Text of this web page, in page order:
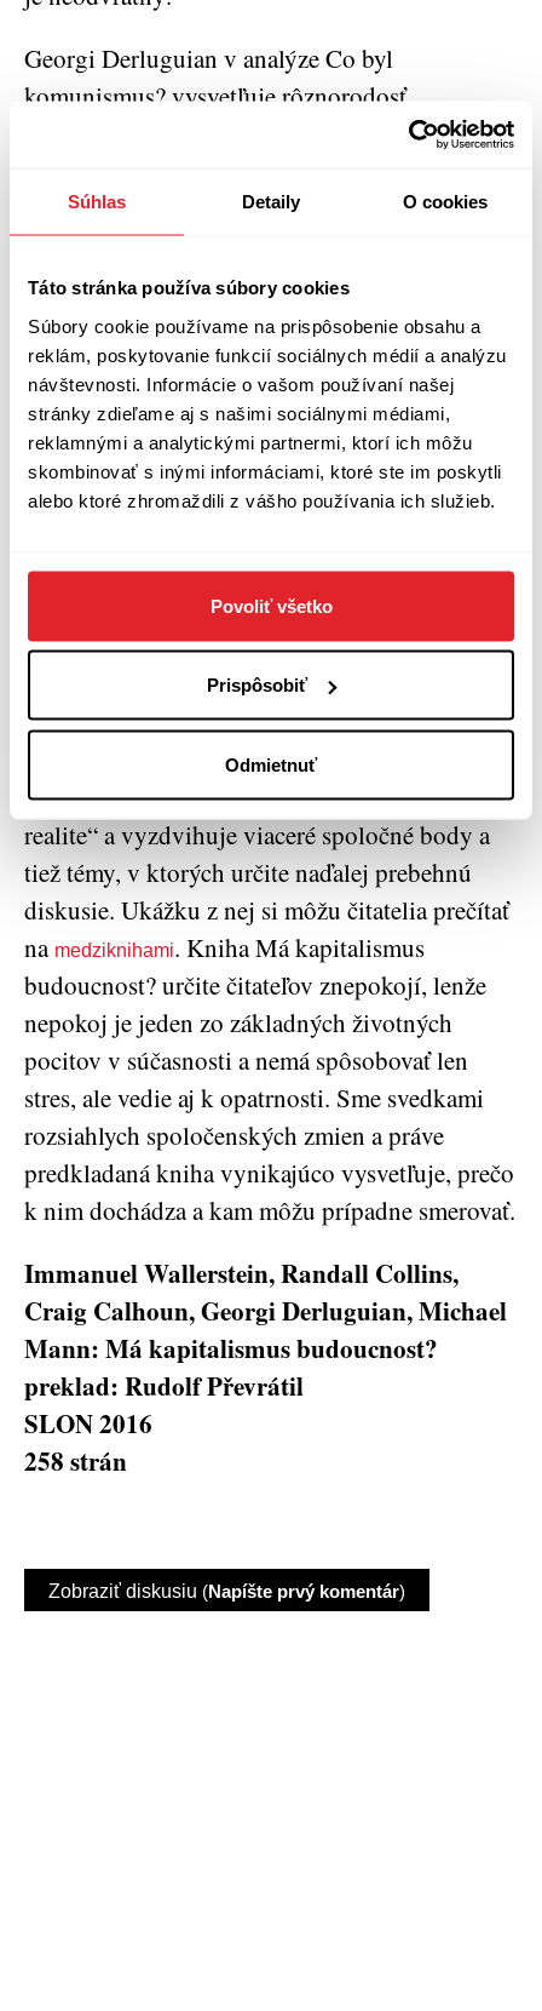
Súhlas Detaily O cookies
Táto stránka používa súbory cookies
Súbory cookie používame na prispôsobenie obsahu a
reklám, poskytovanie funkcií sociálnych médií a analýzu
návštevnosti. Informácie o vašom používaní našej
stránky zdieľame aj s našimi sociálnymi médiami,
reklamnými a analytickými partnermi, ktorí ich môžu
skombinovať s inými informáciami, ktoré ste im poskytli
alebo ktoré zhromaždili z vášho používania ich služieb.
Povoliť všetko
Prispôsobiť
Odmietnuť
Georgi Derluguian v analýze Co byl
komunismus? vysvetľuje rôznorodosť
spoločností usporiadaných na socializme a
základe sa pokúša sledovať, čo by prípadne
dokázalo spôsobiť kolaps kapitalizmu.
Migrácia, nové nacionalizmy, rozpad hlavného
politického prúdu, to sú len niektoré z
popísaných rizík. Craig Calhoun vo svojom
článku predkladá obraz kapitalizmu meniaceho
svoje podoby pod vplyvom presunu do iných
regiónov sveta: Latinská Amerika, Afrika,
viaceré štáty Ázie sú dôkazom závažného
Calhoun argumentuje proti kolapsu a je
zástanca skôr transformácie jeho podôb, pretože
kapitalizmus ostane naďalej síce dominantným,
ale zraniteľným usporiadaním.
Záverečná kapitola napísaná kvintetom
sociológov má zmierlivý názov „Návrat k
realite“ a vyzdvihuje viaceré spoločné body a
tiež témy, v ktorých určite naďalej prebehnú
diskusie. Ukážku z nej si môžu čitatelia prečítať
na medziknihami. Kniha Má kapitalismus
budoucnost? určite čitateľov znepokojí, lenže
nepokoj je jeden zo základných životných
pocitov v súčasnosti a nemá spôsobovať len
stres, ale vedie aj k opatrnosti. Sme svedkami
rozsiahlych spoločenských zmien a práve
predkladaná kniha vynikajúco vysvetľuje, prečo
k nim dochádza a kam môžu prípadne smerovať.
Immanuel Wallerstein, Randall Collins,
Craig Calhoun, Georgi Derluguian, Michael
Mann: Má kapitalismus budoucnost?
preklad: Rudolf Převrátil
SLON 2016
258 strán
Zobraziť diskusiu (Napíšte prvý komentár)